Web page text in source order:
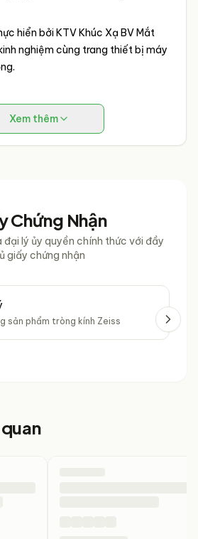
hiển bởi KTV Khúc Xạ BV Mắt
nghiệm cùng trang thiết bị máy
Xem thêm
Chứng Nhận
lý ủy quyền chính thức với đầy
giấy chứng nhận
sản phẩm tròng kính Zeiss